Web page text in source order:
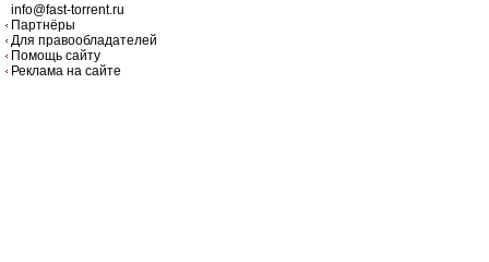
info@fast-torrent.ru
Партнёры
Для правообладателей
Помощь сайту
Реклама на сайте